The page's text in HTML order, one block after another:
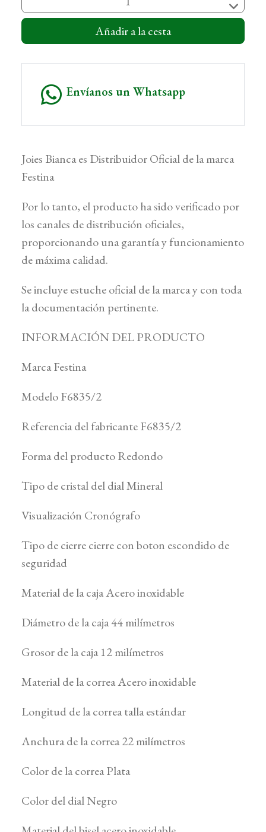
Añadir a la cesta
Envíanos un Whatsapp
Joies Bianca es Distribuidor Oficial de la marca
Festina
Por lo tanto, el producto ha sido verificado por
los canales de distribución oficiales,
proporcionando una garantía y funcionamiento
de máxima calidad.
Se incluye estuche oficial de la marca y con toda
la documentación pertinente.
INFORMACIÓN DEL PRODUCTO
Marca Festina
Modelo F6835/2
Referencia del fabricante F6835/2
Forma del producto Redondo
Tipo de cristal del dial Mineral
Visualización Cronógrafo
Tipo de cierre cierre con boton escondido de
seguridad
Material de la caja Acero inoxidable
Diámetro de la caja 44 milímetros
Grosor de la caja 12 milímetros
Material de la correa Acero inoxidable
Longitud de la correa talla estándar
Anchura de la correa 22 milímetros
Color de la correa Plata
Color del dial Negro